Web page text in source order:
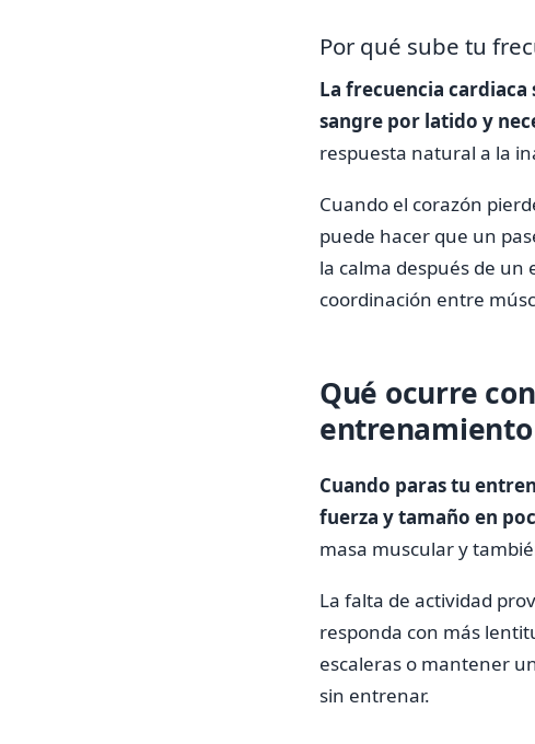
Por qué sube tu
La frecuencia
sangre por latido y
respuesta natural a la
Cuando el corazón
puede hacer que un
la calma después de
coordinación entre
Qué ocurre
entrenamiento
Cuando paras tu
fuerza y tamaño en
masa muscular y
La falta de actividad
responda con más
escaleras o mantener
sin entrenar.